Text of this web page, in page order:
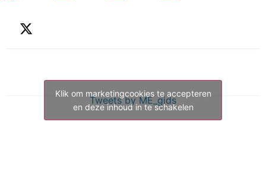
Tweets by ME_gids
Klik om marketingcookies te accepteren
en deze inhoud in te schakelen